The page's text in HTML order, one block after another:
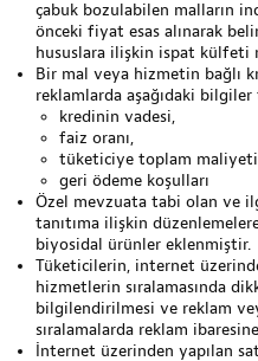
çabuk bozulabilen malların
önceki fiyat esas alınarak
hususlara ilişkin ispat külfeti
Bir mal veya hizmetin bağlı
reklamlarda aşağıdaki
kredinin vadesi,
faiz oranı,
tüketiciye toplam
geri ödeme koşulları
Özel mevzuata tabi olan ve
tanıtıma ilişkin
biyosidal ürünler eklenmiştir.
Tüketicilerin, internet
hizmetlerin sıralamasında
bilgilendirilmesi ve reklam
sıralamalarda reklam
İnternet üzerinden yapılan